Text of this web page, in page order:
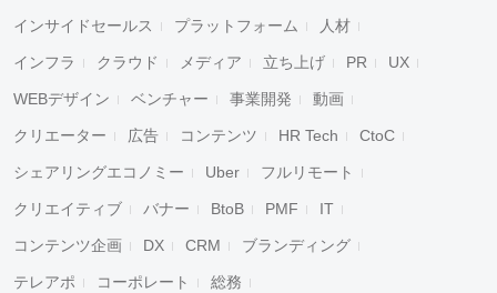
インサイドセールス プラットフォーム 人材
インフラ クラウド メディア 立ち上げ PR UX
WEBデザイン ベンチャー 事業開発 動画
クリエーター 広告 コンテンツ HR Tech CtoC
シェアリングエコノミー Uber フルリモート
クリエイティブ バナー BtoB PMF IT
コンテンツ企画 DX CRM ブランディング
テレアポ コーポレート 総務